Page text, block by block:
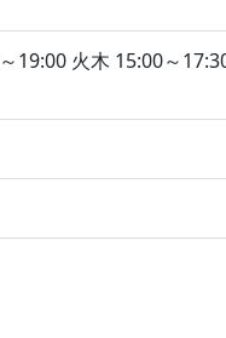
19:00 火木 15:00～